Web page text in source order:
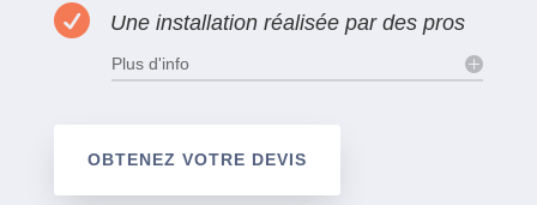
 Une installation réalisée par des pros
Plus d'info
OBTENEZ VOTRE DEVIS